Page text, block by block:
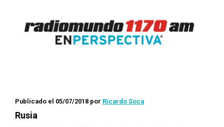
Publicado el 05/07/2018 por Ricardo Soca
Rusia